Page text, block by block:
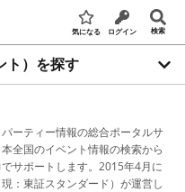
気になる ログイン 検索
ト）を探す
ーティー情報の総合ポータルサ
全国のイベント情報の検索から
サポートします。2015年4月に
：東証スタンダード）が運営し